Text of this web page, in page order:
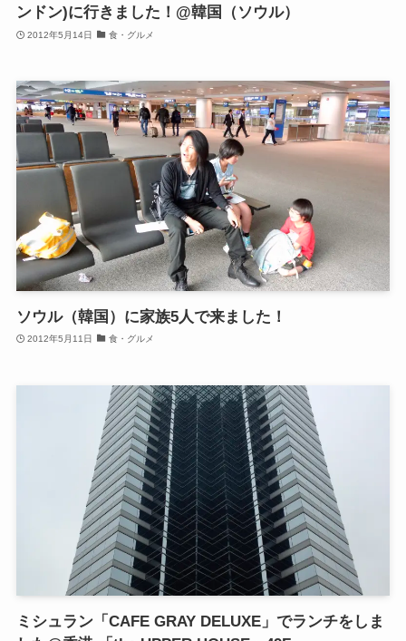
ンドン)に行きました！@韓国（ソウル）
2012年5月14日 食・グルメ
ソウル（韓国）に家族5人で来ました！
2012年5月11日 食・グルメ
ミシュラン「CAFE GRAY DELUXE」でランチをしま